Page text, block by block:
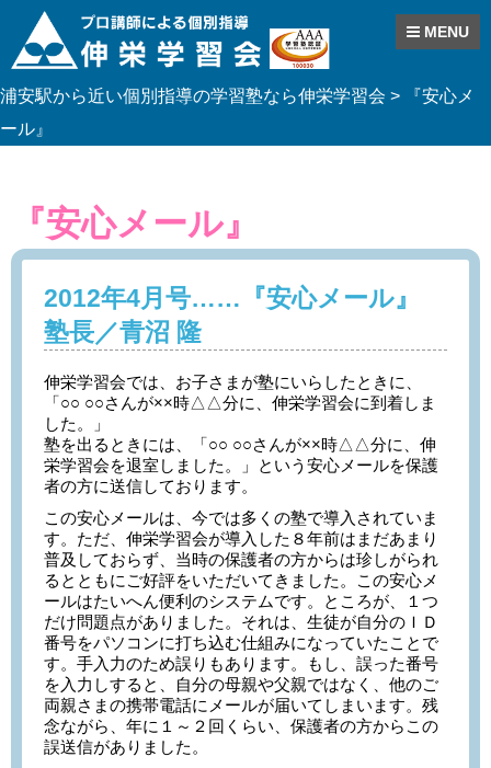
Skip
to
content
MENU
浦安駅から近い個別指導の学習塾なら伸栄学習会 >
『安心メ
ール』
『安心メール』
2012年4月号……『安心メール』
塾長／青沼 隆
伸栄学習会では、お子さまが塾にいらしたときに、
「○○ ○○さんが××時△△分に、伸栄学習会に到着しま
した。」
塾を出るときには、「○○ ○○さんが××時△△分に、伸
栄学習会を退室しました。」という安心メールを保護
者の方に送信しております。
この安心メールは、今では多くの塾で導入されていま
す。ただ、伸栄学習会が導入した８年前はまだあまり
普及しておらず、当時の保護者の方からは珍しがられ
るとともにご好評をいただいてきました。この安心メ
ールはたいへん便利のシステムです。ところが、１つ
だけ問題点がありました。それは、生徒が自分のＩＤ
番号をパソコンに打ち込む仕組みになっていたことで
す。手入力のため誤りもあります。もし、誤った番号
を入力しすると、自分の母親や父親ではなく、他のご
両親さまの携帯電話にメールが届いてしまいます。残
念ながら、年に１～２回くらい、保護者の方からこの
誤送信がありました。